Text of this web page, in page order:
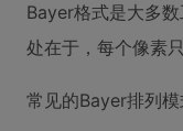
Bayer格式是大多
处在于，每个像素
常见的Bayer排列模